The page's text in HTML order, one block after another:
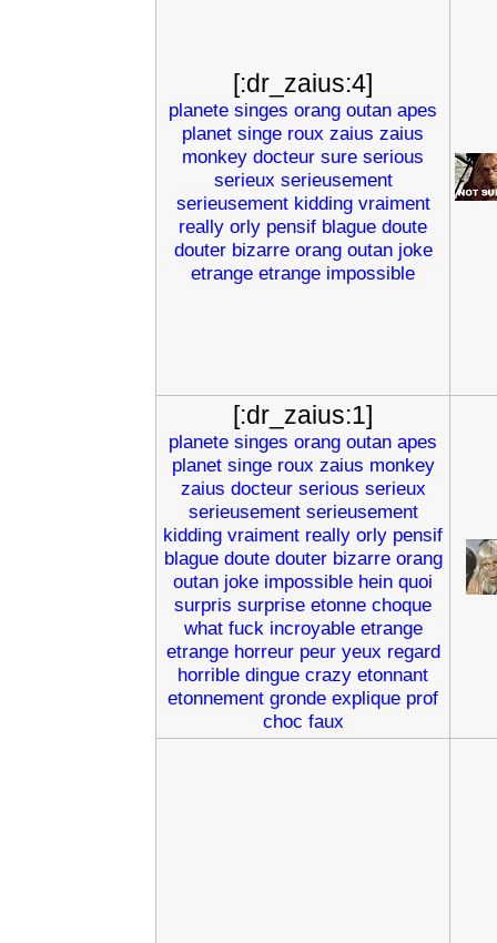
[:dr_zaius:4]
planete singes orang outan apes
planet singe roux zaius zaius
monkey docteur sure serious
serieux serieusement
serieusement kidding vraiment
really orly pensif blague doute
douter bizarre orang outan joke
etrange etrange impossible
[:dr_zaius:1]
planete singes orang outan apes
planet singe roux zaius monkey
zaius docteur serious serieux
serieusement serieusement
kidding vraiment really orly pensif
blague doute douter bizarre orang
outan joke impossible hein quoi
surpris surprise etonne choque
what fuck incroyable etrange
etrange horreur peur yeux regard
horrible dingue crazy etonnant
etonnement gronde explique prof
choc faux